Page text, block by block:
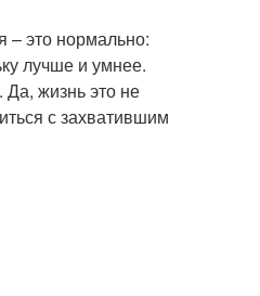
– это нормально:
лучше и умнее.
жизнь это не
с захватившим